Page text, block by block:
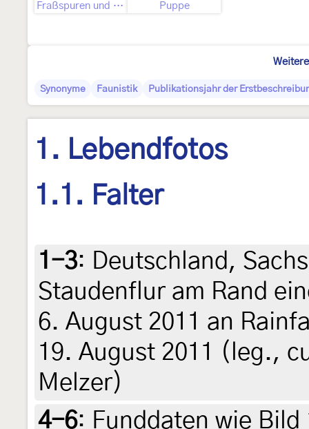
Fraßspuren und Befallsbild Puppe
Synonyme Faunistik Publikationsjahr der
1. Lebendfotos
1.1. Falter
1-3: Deutschland,
Staudenflur am Rand
6. August 2011 an
19. August 2011 (leg.,
Melzer)
4-6: Funddaten wie